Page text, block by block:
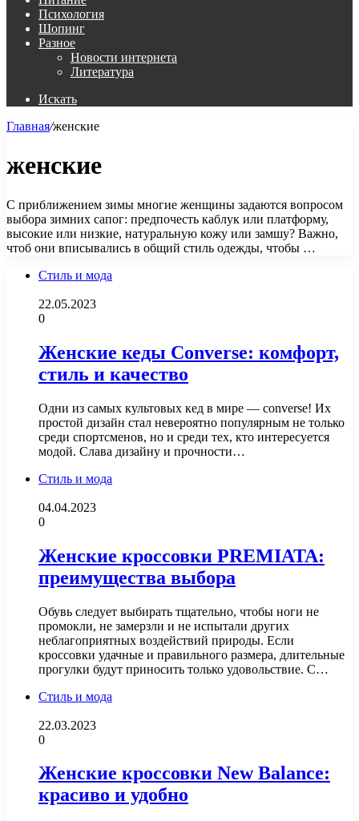
Психология
Шопинг
Разное
Новости интернета
Литература
Искать
Главная/женские
женские
С приближением зимы многие женщины задаются вопросом
выбора зимних сапог: предпочесть каблук или платформу,
высокие или низкие, натуральную кожу или замшу? Важно,
чтоб они вписывались в общий стиль одежды, чтобы …
Стиль и мода
22.05.2023
0
Женские кеды Converse: комфорт,
стиль и качество
Одни из самых культовых кед в мире — converse! Их
простой дизайн стал невероятно популярным не только
среди спортсменов, но и среди тех, кто интересуется
модой. Слава дизайну и прочности…
Стиль и мода
04.04.2023
0
Женские кроссовки PREMIATA:
преимущества выбора
Обувь следует выбирать тщательно, чтобы ноги не
промокли, не замерзли и не испытали других
неблагоприятных воздействий природы. Если
кроссовки удачные и правильного размера, длительные
прогулки будут приносить только удовольствие. С…
Стиль и мода
22.03.2023
0
Женские кроссовки New Balance:
красиво и удобно